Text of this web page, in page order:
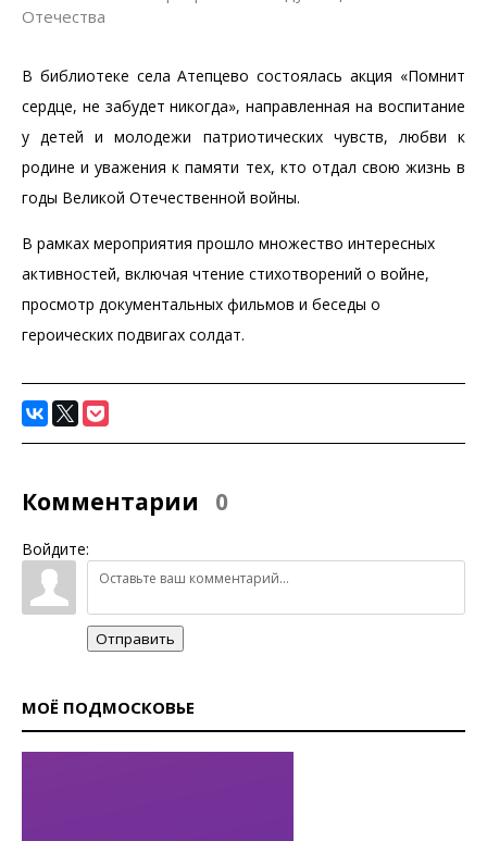
Отечества
В библиотеке села Атепцево состоялась акция «Помнит
сердце, не забудет никогда», направленная на воспитание
у детей и молодежи патриотических чувств, любви к
родине и уважения к памяти тех, кто отдал свою жизнь в
годы Великой Отечественной войны.
В рамках мероприятия прошло множество интересных
активностей, включая чтение стихотворений о войне,
просмотр документальных фильмов и беседы о
героических подвигах солдат.
Комментарии 0
Войдите:
Отправить
МОЁ ПОДМОСКОВЬЕ